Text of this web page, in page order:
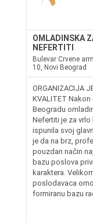
OMLADINSKA
NEFERTITI
Bulevar Crvene
10, Novi Beograd
ORGANIZACIJA
KVALITET Nakon
Beogradu
Nefertiti je za vrlo
ispunila svoj
je da na brz,
pouzdan način
bazu poslova
karaktera.
poslodavaca
formiranu bazu